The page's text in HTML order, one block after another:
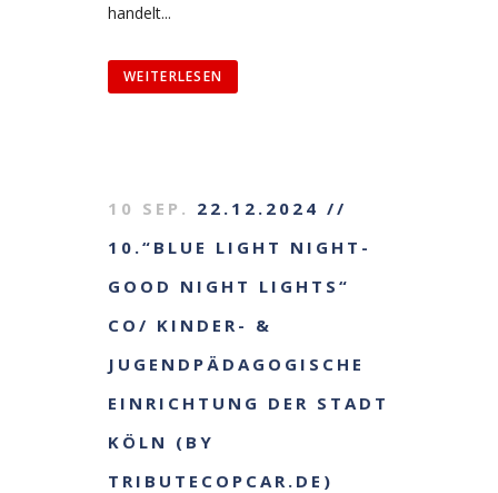
handelt...
WEITERLESEN
10 SEP. 22.12.2024 //
10.“BLUE LIGHT NIGHT-
GOOD NIGHT LIGHTS“
CO/ KINDER- &
JUGENDPÄDAGOGISCHE
EINRICHTUNG DER STADT
KÖLN (BY
TRIBUTECOPCAR.DE)